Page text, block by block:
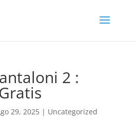
2 :
29, 2025| Uncategorized